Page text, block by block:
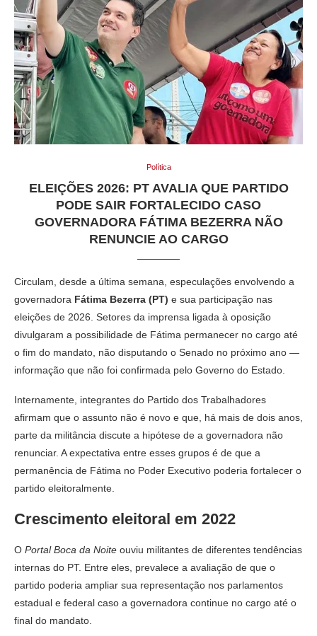
Política
ELEIÇÕES 2026: PT AVALIA QUE PARTIDO
PODE SAIR FORTALECIDO CASO
GOVERNADORA FÁTIMA BEZERRA NÃO
RENUNCIE AO CARGO
Circulam, desde a última semana, especulações envolvendo a
governadora Fátima Bezerra (PT) e sua participação nas
eleições de 2026. Setores da imprensa ligada à oposição
divulgaram a possibilidade de Fátima permanecer no cargo até
o fim do mandato, não disputando o Senado no próximo ano —
informação que não foi confirmada pelo Governo do Estado.
Internamente, integrantes do Partido dos Trabalhadores
afirmam que o assunto não é novo e que, há mais de dois anos,
parte da militância discute a hipótese de a governadora não
renunciar. A expectativa entre esses grupos é de que a
permanência de Fátima no Poder Executivo poderia fortalecer o
partido eleitoralmente.
Crescimento eleitoral em 2022
O Portal Boca da Noite ouviu militantes de diferentes tendências
internas do PT. Entre eles, prevalece a avaliação de que o
partido poderia ampliar sua representação nos parlamentos
estadual e federal caso a governadora continue no cargo até o
final do mandato.